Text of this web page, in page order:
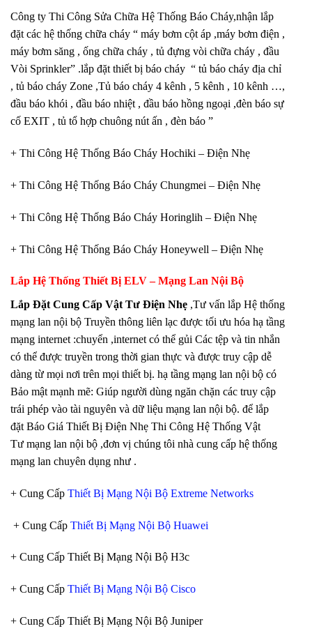
Công ty Thi Công Sửa Chữa Hệ Thống Báo Cháy,nhận lắp
đặt các hệ thống chữa cháy “ máy bơm cột áp ,máy bơm điện ,
máy bơm săng , ống chữa cháy , tủ đựng vòi chữa cháy , đầu
Vòi Sprinkler” .lắp đặt thiết bị báo cháy “ tủ báo cháy địa chỉ
, tủ báo cháy Zone ,Tủ báo cháy 4 kênh , 5 kênh , 10 kênh …,
đầu báo khói , đầu báo nhiệt , đầu báo hồng ngoại ,đèn báo sự
cố EXIT , tủ tổ hợp chuông nút ấn , đèn báo ”
+ Thi Công Hệ Thống Báo Cháy Hochiki – Điện Nhẹ
+ Thi Công Hệ Thống Báo Cháy Chungmei – Điện Nhẹ
+ Thi Công Hệ Thống Báo Cháy Horinglih – Điện Nhẹ
+ Thi Công Hệ Thống Báo Cháy Honeywell – Điện Nhẹ
Lắp Hệ Thống Thiết Bị ELV – Mạng Lan Nội Bộ
Lắp Đặt Cung Cấp Vật Tư Điện Nhẹ ,Tư vấn lắp Hệ thống
mạng lan nội bộ Truyền thông liên lạc được tối ưu hóa hạ tầng
mạng internet :chuyển ,internet có thể gủi Các tệp và tin nhắn
có thể được truyền trong thời gian thực và được truy cập dễ
dàng từ mọi nơi trên mọi thiết bị. hạ tầng mạng lan nội bộ có
Bảo mật mạnh mẽ: Giúp người dùng ngăn chặn các truy cập
trái phép vào tài nguyên và dữ liệu mạng lan nội bộ. để lắp
đặt Báo Giá Thiết Bị Điện Nhẹ Thi Công Hệ Thống Vật
Tư mạng lan nội bộ ,đơn vị chúng tôi nhà cung cấp hệ thống
mạng lan chuyên dụng như .
+ Cung Cấp Thiết Bị Mạng Nội Bộ Extreme Networks
+ Cung Cấp Thiết Bị Mạng Nội Bộ Huawei
+ Cung Cấp Thiết Bị Mạng Nội Bộ H3c
+ Cung Cấp Thiết Bị Mạng Nội Bộ Cisco
+ Cung Cấp Thiết Bị Mạng Nội Bộ Juniper